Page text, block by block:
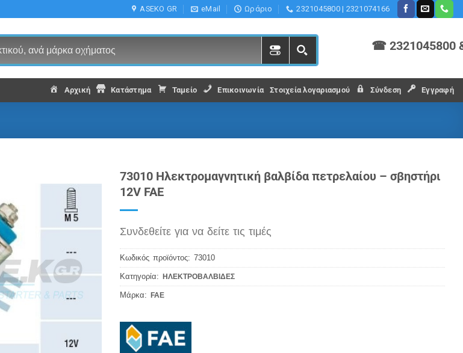
ASEKO GR eMail Ωράριο 2321045800 | 2321074166
☎ 2321045800
Αρχική Κατάστημα Ταμείο Επικοινωνία Στοιχεία λογαριασμού Σύνδεση Εγγραφή
73010 Ηλεκτρομαγνητική βαλβίδα πετρελαίου – σβηστήρι
12V FAE
Συνδεθείτε για να δείτε τις τιμές
Κωδικός προϊόντος:73010
Κατηγορία:ΗΛΕΚΤΡΟΒΑΛΒΙΔΕΣ
Μάρκα:FAE